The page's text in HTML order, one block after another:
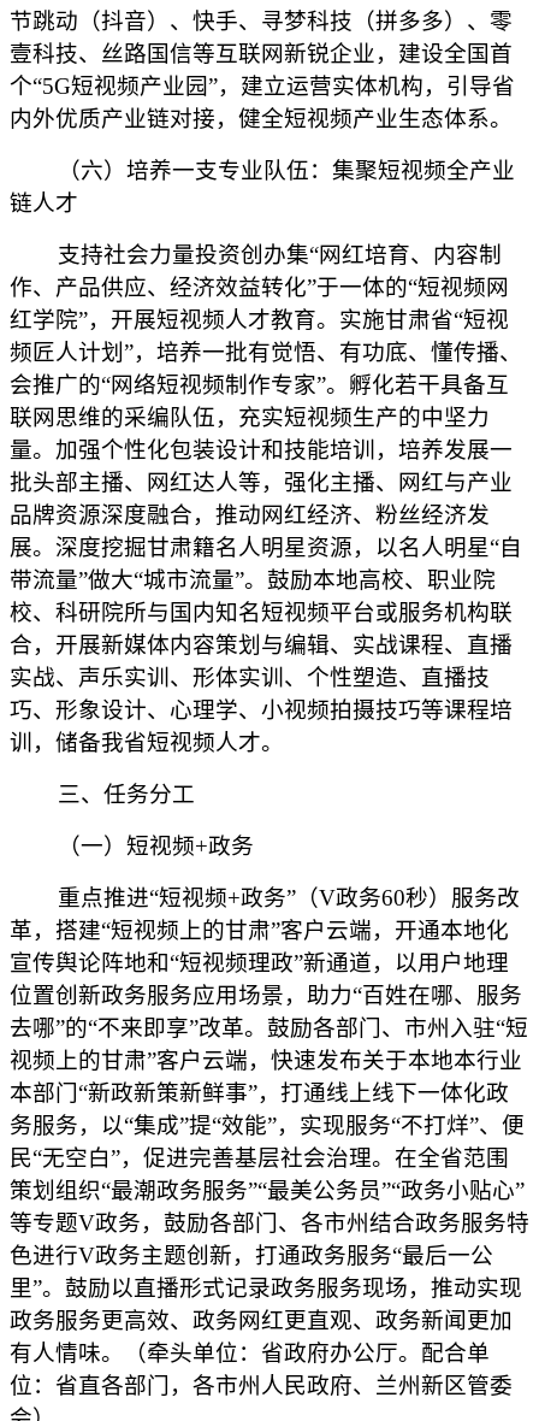
节跳动（抖音）、快手、寻梦科技（拼多多）、零
壹科技、丝路国信等互联网新锐企业，建设全国首
个“5G短视频产业园”，建立运营实体机构，引导省
内外优质产业链对接，健全短视频产业生态体系。
（六）培养一支专业队伍：集聚短视频全产业
链人才
支持社会力量投资创办集“网红培育、内容制
作、产品供应、经济效益转化”于一体的“短视频网
红学院”，开展短视频人才教育。实施甘肃省“短视
频匠人计划”，培养一批有觉悟、有功底、懂传播、
会推广的“网络短视频制作专家”。孵化若干具备互
联网思维的采编队伍，充实短视频生产的中坚力
量。加强个性化包装设计和技能培训，培养发展一
批头部主播、网红达人等，强化主播、网红与产业
品牌资源深度融合，推动网红经济、粉丝经济发
展。深度挖掘甘肃籍名人明星资源，以名人明星“自
带流量”做大“城市流量”。鼓励本地高校、职业院
校、科研院所与国内知名短视频平台或服务机构联
合，开展新媒体内容策划与编辑、实战课程、直播
实战、声乐实训、形体实训、个性塑造、直播技
巧、形象设计、心理学、小视频拍摄技巧等课程培
训，储备我省短视频人才。
三、任务分工
（一）短视频+政务
重点推进“短视频+政务”（V政务60秒）服务改
革，搭建“短视频上的甘肃”客户云端，开通本地化
宣传舆论阵地和“短视频理政”新通道，以用户地理
位置创新政务服务应用场景，助力“百姓在哪、服务
去哪”的“不来即享”改革。鼓励各部门、市州入驻“短
视频上的甘肃”客户云端，快速发布关于本地本行业
本部门“新政新策新鲜事”，打通线上线下一体化政
务服务，以“集成”提“效能”，实现服务“不打烊”、便
民“无空白”，促进完善基层社会治理。在全省范围
策划组织“最潮政务服务”“最美公务员”“政务小贴心”
等专题V政务，鼓励各部门、各市州结合政务服务特
色进行V政务主题创新，打通政务服务“最后一公
里”。鼓励以直播形式记录政务服务现场，推动实现
政务服务更高效、政务网红更直观、政务新闻更加
有人情味。（牵头单位：省政府办公厅。配合单
位：省直各部门，各市州人民政府、兰州新区管委